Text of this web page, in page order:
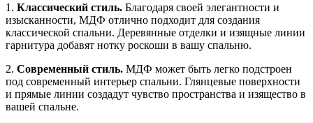
1. Классический стиль. Благодаря своей элегантности и
изысканности, МДФ отлично подходит для создания
классической спальни. Деревянные отделки и изящные линии
гарнитура добавят нотку роскоши в вашу спальню.
2. Современный стиль. МДФ может быть легко подстроен
под современный интерьер спальни. Глянцевые поверхности
и прямые линии создадут чувство пространства и изящество в
вашей спальне.